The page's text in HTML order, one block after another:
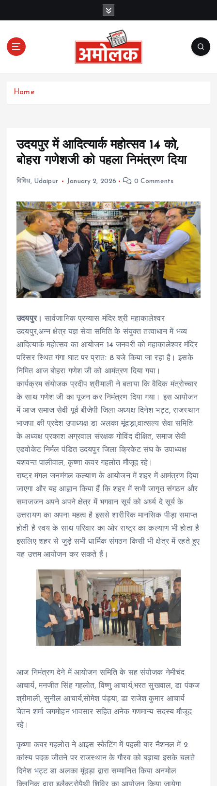
c
Amolak News
Home
उदयपुर में आदित्यार्क महोत्सव 14 को,
बोहरा गणेशजी को पहला निमंत्रण दिया
विविध, Udaipur January 2, 2026 0 Comments
उदयपुर।सार्वजानिक प्रन्यास मंदिर श्री महाकालेश्वर
उदयपुर,अन्न क्षेत्र यज्ञ सेवा समिति के संयुक्त तत्वाधान में भव्य
आदित्यार्क महोत्सव का आयोजन 14 जनवरी को महाकालेश्वर मंदिर
परिसर स्थित गंगा घाट पर प्रातः 8 बजे किया जा रहा है। इसके
निमित आज बोहरा गणेश जी को आमंत्रण दिया गया।
कार्यक्रम संयोजक प्रदीप श्रीमाली ने बताया कि वैदिक मंत्रोच्चार
के साथ गणेश जी का पूजन कर निमंत्रण दिया गया। इस आयोजन
में आज समाज सेवी पूर्व बीजेपी जिला अध्यक्ष दिनेश भट्ट, राजस्थान
भाजपा की प्रदेश उपाध्यक्ष डा अलका मूंदड़ा,वात्सल्य सेवा समिति
के अध्यक्ष प्रकाश अग्रवाल संरक्षक गोविंद दीक्षित, समाज सेवी
एडवोकेट निर्मल पंडित उदयपुर जिला क्रिकेट संघ के उपाध्यक्ष
यशवन्त पालीवाल, कृष्णा कवर गहलोत मौजूद रहे।
राष्ट्र मंगल जनमंगल कल्याण के आयोजन में शहर में आमंत्रण दिया
जाएगा और यह आह्वान किया हैं कि शहर में सभी जागृत संगठन और
समाजजन अपने अपने क्षेत्र में भगवान सूर्य को अर्घ्य दे सूर्य के
उत्तरायण का अपना महत्व है इससे शारीरिक मानसिक पीड़ा समाप्त
होती है स्वय के साथ परिवार का ओर राष्ट्र का कल्याण भी होता है
इसलिए शहर से जुड़े सभी धार्मिक संगठन किसी भी क्षेत्र में रहते हुए
यह उत्तम आयोजन कर सकते हैं।
आज निमंत्रण देने में आयोजन समिति के सह संयोजक नेमीचंद
आचार्य, मनजीत सिंह गहलोत, विष्णु आचार्य,भरत सुखवाल, डा पंकज
श्रीमाली, सुनील आचार्य,सोमेश पंड्या, डा राजेश कुमार आचार्य
चेतन शर्मा जगमोहन भावसार सहित अनेक गणमान्य सदस्य मौजूद
रहे।
कृष्णा कवर गहलोत ने आइस स्केटिंग में पहली बार नैशनल में 2
कांस्य पदक जीतने पर राजस्थान के गौरव को बढ़ाया इसके चलते
दिनेश भट्ट डा अलका मूंदड़ा द्वारा सम्मानित किया अनमोल
क्लिनिक द्वारा इलैक्ट्रोपैथी शिविर का आयोजन किया जायेगा